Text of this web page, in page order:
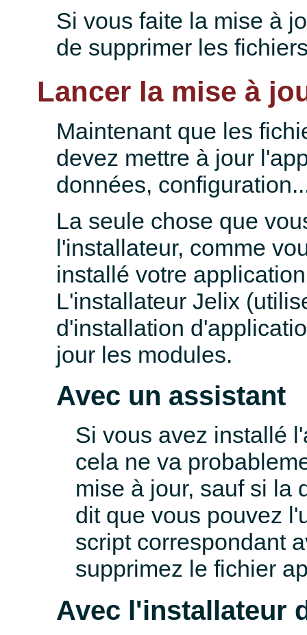
Si vous faite la mise à
de supprimer les
Lancer la mise à
Maintenant que les
devez mettre à jour
données,
La seule chose que
l'installateur, comme
installé votre
L'installateur Jelix
d'installation
jour les modules.
Avec un assistant
Si vous avez installé
cela ne va
mise à jour, sauf si la
dit que vous pouvez
script correspondant
supprimez le fichier
Avec l'installateur